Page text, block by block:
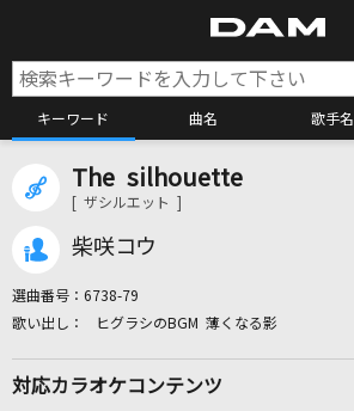
キーワード 曲名 歌手名
カラオケ検索
The silhouette
[ ザシルエット ]
柴咲コウ
選曲番号： 6738-79
ヒグラシのBGM 薄くなる影
対応カラオケコンテンツ